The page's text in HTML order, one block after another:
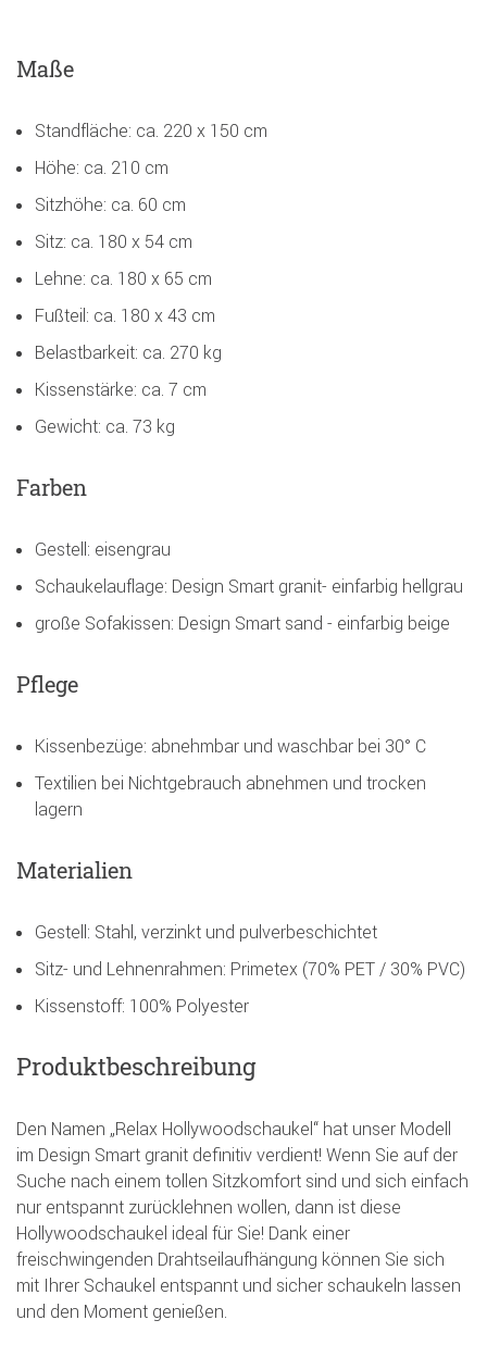
Maße
Standfläche: ca. 220 x 150 cm
Höhe: ca. 210 cm
Sitzhöhe: ca. 60 cm
Sitz: ca. 180 x 54 cm
Lehne: ca. 180 x 65 cm
Fußteil: ca. 180 x 43 cm
Belastbarkeit: ca. 270 kg
Kissenstärke: ca. 7 cm
Gewicht: ca. 73 kg
Farben
Gestell: eisengrau
Schaukelauflage: Design Smart granit- einfarbig hellgrau
große Sofakissen: Design Smart sand - einfarbig beige
Pflege
Kissenbezüge: abnehmbar und waschbar bei 30° C
Textilien bei Nichtgebrauch abnehmen und trocken
lagern
Materialien
Gestell: Stahl, verzinkt und pulverbeschichtet
Sitz- und Lehnenrahmen: Primetex (70% PET / 30% PVC)
Kissenstoff: 100% Polyester
Produktbeschreibung
Den Namen „Relax Hollywoodschaukel“ hat unser Modell
im Design Smart granit definitiv verdient! Wenn Sie auf der
Suche nach einem tollen Sitzkomfort sind und sich einfach
nur entspannt zurücklehnen wollen, dann ist diese
Hollywoodschaukel ideal für Sie! Dank einer
freischwingenden Drahtseilaufhängung können Sie sich
mit Ihrer Schaukel entspannt und sicher schaukeln lassen
und den Moment genießen.